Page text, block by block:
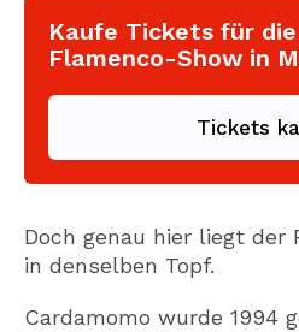
Kaufe Tickets für
Flamenco-Show in
Tickets
Doch genau hier liegt der
in denselben Topf.
Cardamomo wurde 1994